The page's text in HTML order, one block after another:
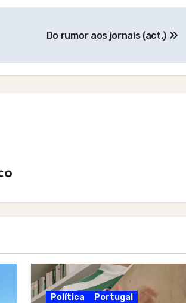
Do rumor aos jornais (act.)
Política Portugal